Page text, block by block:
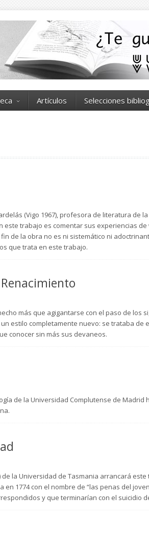
Artículos Selecciones
(Vigo 1967), profesora de literatura de
este trabajo es comentar sus experiencias
de la obra no es ni sistemático ni
que trata en este trabajo.
más que agigantarse con el paso de los
estilo completamente nuevo: se trataba de
conocer sin más sus devaneos.
de la Universidad Complutense de
de la Universidad de Tasmania arrancará
en 1774 con el nombre de “las penas del
y que terminarían con el suicidio